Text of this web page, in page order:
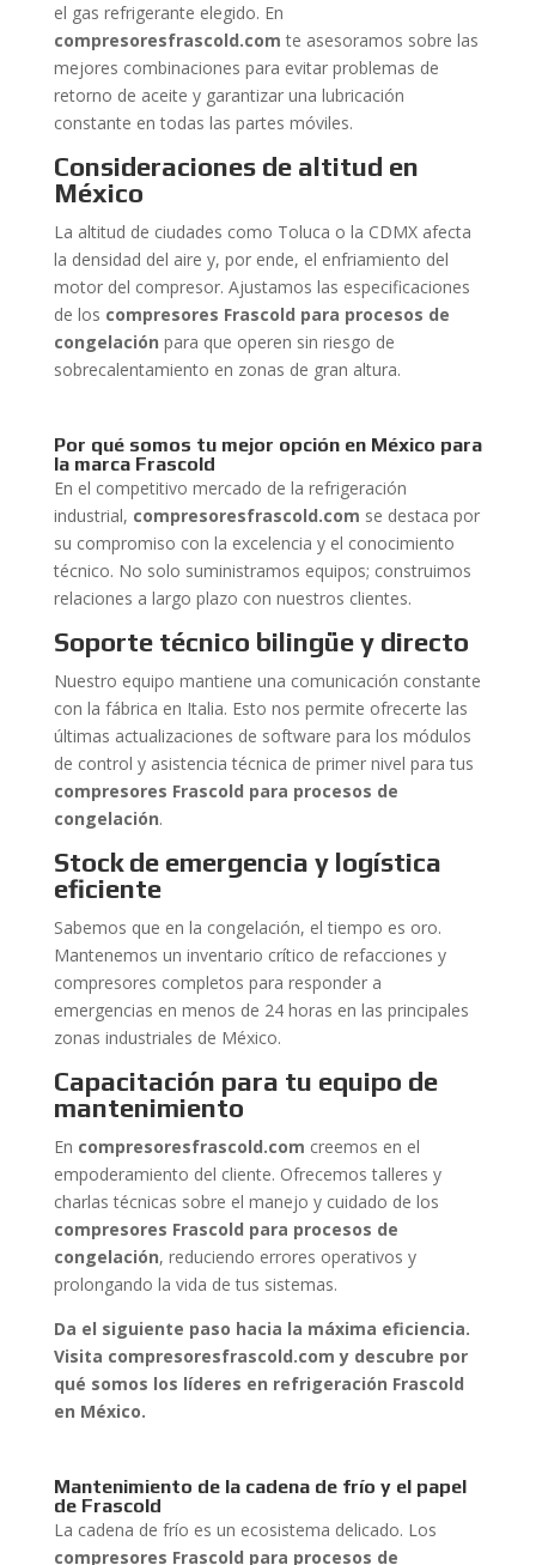
el gas refrigerante elegido. En
compresoresfrascold.com te asesoramos sobre las
mejores combinaciones para evitar problemas de
retorno de aceite y garantizar una lubricación
constante en todas las partes móviles.
Consideraciones de altitud en
México
La altitud de ciudades como Toluca o la CDMX afecta
la densidad del aire y, por ende, el enfriamiento del
motor del compresor. Ajustamos las especificaciones
de los compresores Frascold para procesos de
congelación para que operen sin riesgo de
sobrecalentamiento en zonas de gran altura.
Por qué somos tu mejor opción en México para
la marca Frascold
En el competitivo mercado de la refrigeración
industrial, compresoresfrascold.com se destaca por
su compromiso con la excelencia y el conocimiento
técnico. No solo suministramos equipos; construimos
relaciones a largo plazo con nuestros clientes.
Soporte técnico bilingüe y directo
Nuestro equipo mantiene una comunicación constante
con la fábrica en Italia. Esto nos permite ofrecerte las
últimas actualizaciones de software para los módulos
de control y asistencia técnica de primer nivel para tus
compresores Frascold para procesos de
congelación.
Stock de emergencia y logística
eficiente
Sabemos que en la congelación, el tiempo es oro.
Mantenemos un inventario crítico de refacciones y
compresores completos para responder a
emergencias en menos de 24 horas en las principales
zonas industriales de México.
Capacitación para tu equipo de
mantenimiento
En compresoresfrascold.com creemos en el
empoderamiento del cliente. Ofrecemos talleres y
charlas técnicas sobre el manejo y cuidado de los
compresores Frascold para procesos de
congelación, reduciendo errores operativos y
prolongando la vida de tus sistemas.
Da el siguiente paso hacia la máxima eficiencia.
Visita compresoresfrascold.com y descubre por
qué somos los líderes en refrigeración Frascold
en México.
Mantenimiento de la cadena de frío y el papel
de Frascold
La cadena de frío es un ecosistema delicado. Los
compresores Frascold para procesos de